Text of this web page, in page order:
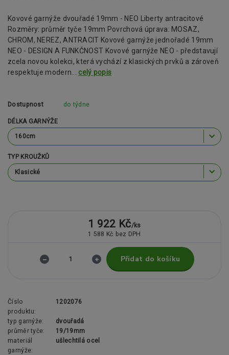
Kovové garnýže dvouřadé 19mm - NEO Liberty antracitové
Rozměry: průměr tyče 19mm Povrchová úprava: MOSAZ,
CHROM, NEREZ, ANTRACIT Kovové garnýže jednořadé 19mm
NEO - DESIGN A FUNKČNOST Kovové garnýže NEO - představují
zcela novou kolekci, která vychází z klasických prvků a zároveň
respektuje modern... celý popis
Dostupnost do týdne
DÉLKA GARNÝŽE
TYP KROUŽKŮ
1 922 Kč/ks
1 588 Kč bez DPH
Přidat do košíku
Číslo
produktu:
1202076
typ garnýže:
dvouřadá
průměr tyče:
19/19mm
materiál
garnýže:
ušlechtilá ocel